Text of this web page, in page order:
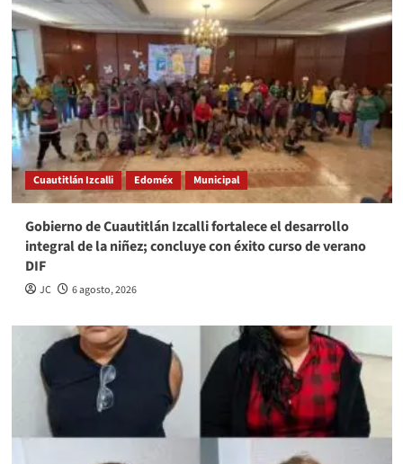
Cuautitlán Izcalli Edoméx Municipal
Gobierno de Cuautitlán Izcalli fortalece el desarrollo
integral de la niñez; concluye con éxito curso de verano
DIF
JC 6 agosto, 2026